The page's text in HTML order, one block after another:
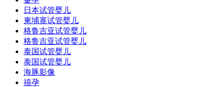
日本试管婴儿
柬埔寨试管婴儿
格鲁吉亚试管婴儿
格鲁吉亚试管婴儿
泰国试管婴儿
泰国试管婴儿
海豚影像
禧孕